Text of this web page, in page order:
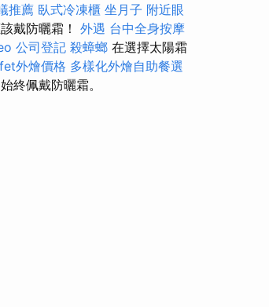
推薦 臥式冷凍櫃 坐月子 附近眼
戴防曬霜！ 外遇 台中全身按摩
公司登記 殺蟑螂 在選擇太陽霜
外燴價格 多樣化外燴自助餐選
終佩戴防曬霜。